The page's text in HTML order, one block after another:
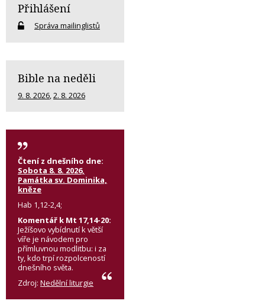
Přihlášení
Správa mailinglistů
Bible na neděli
9. 8. 2026,2. 8. 2026
Čtení z dnešního dne:
Sobota 8. 8. 2026,
Památka sv. Dominika,
kněze
Hab 1,12-2,4;
Komentář k Mt 17,14-20:
Ježíšovo vybídnutí k větší
víře je návodem pro
přímluvnou modlitbu: i za
ty, kdo trpí rozpolceností
dnešního světa.
Zdroj: Nedělní liturgie